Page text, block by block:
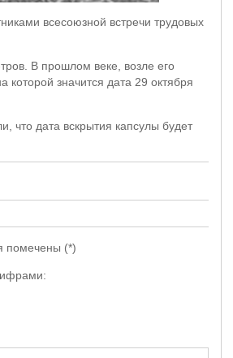
всесоюзной встречи трудовых
В прошлом веке, возле его
значится дата 29 октября
что дата вскрытия капсулы будет
помечены (*)